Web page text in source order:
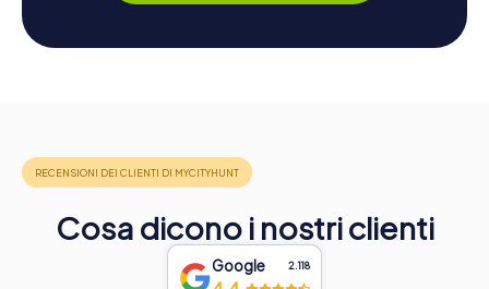
Cosa dicono i nostri clienti
Google 2.118